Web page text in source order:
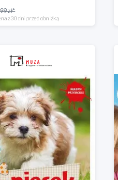
zł*
z 30 dni przed obniżką